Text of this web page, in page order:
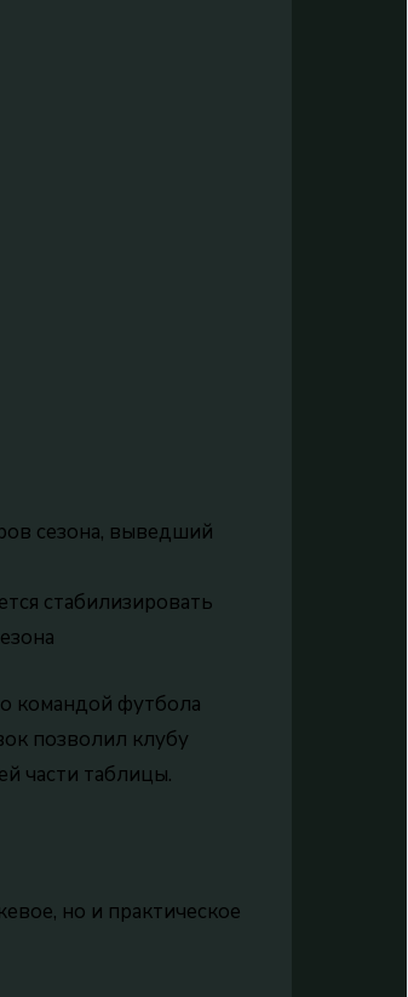
сезона, выведший
стабилизировать
командой футбола
позволил клубу
части таблицы.
но и практическое